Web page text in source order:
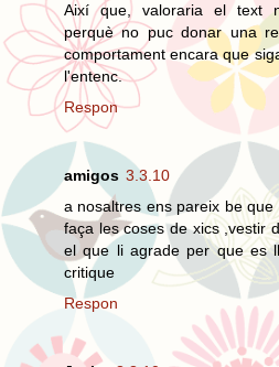
Així que, valoraria el text
perquè no puc donar una
comportament encara que
l'entenc.
Respon
amigos 3.3.10
a nosaltres ens pareix be
faça les coses de xics ,vestir
el que li agrade per que es
critique
Respon